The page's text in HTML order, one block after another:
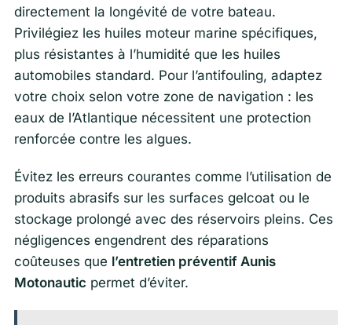
directement la longévité de votre bateau.
Privilégiez les huiles moteur marine spécifiques,
plus résistantes à l’humidité que les huiles
automobiles standard. Pour l’antifouling, adaptez
votre choix selon votre zone de navigation : les
eaux de l’Atlantique nécessitent une protection
renforcée contre les algues.
Évitez les erreurs courantes comme l’utilisation de
produits abrasifs sur les surfaces gelcoat ou le
stockage prolongé avec des réservoirs pleins. Ces
négligences engendrent des réparations
coûteuses que l’entretien préventif Aunis
Motonautic permet d’éviter.